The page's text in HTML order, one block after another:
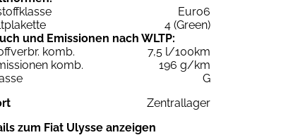
Euro6
4 (Green)
und Emissionen nach WLTP:
komb.
7,5 l/100km
komb.
196 g/km
G
Zentrallager
zum Fiat Ulysse anzeigen